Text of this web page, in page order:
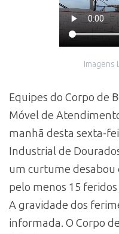
Imagens
Equipes do Corpo de
Móvel de
manhã desta sexta-
Industrial de
um curtume desabou
pelo menos 15
A gravidade dos
informada. O Corpo